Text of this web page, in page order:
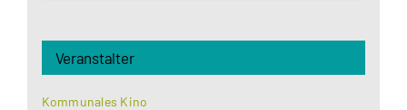
Veranstalter
Kommunales Kino